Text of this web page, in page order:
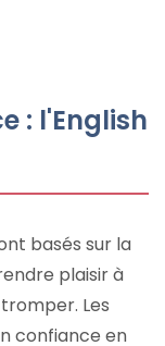
: l'English
basés sur la
plaisir à
Les
confiance en